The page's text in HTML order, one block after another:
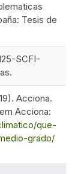
Tesis de
SCFI-
Acciona.
Acciona:
que-
grado/